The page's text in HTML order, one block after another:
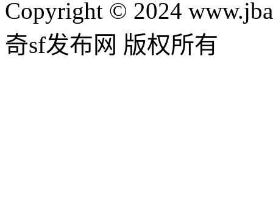
Copyright © 2024
奇sf发布网 版权所有